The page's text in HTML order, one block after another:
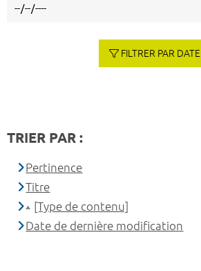
FILTRER PAR DATE
TRIER PAR :
Pertinence
Titre
[Type de contenu]
Date de dernière modification